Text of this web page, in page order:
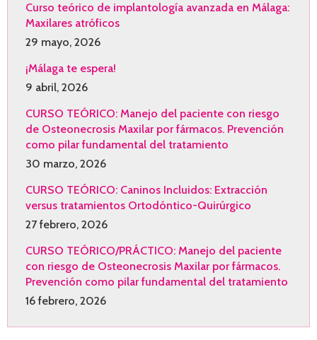
Curso teórico de implantología avanzada en Málaga:
Maxilares atróficos
29 mayo, 2026
¡Málaga te espera!
9 abril, 2026
CURSO TEÓRICO: Manejo del paciente con riesgo
de Osteonecrosis Maxilar por fármacos. Prevención
como pilar fundamental del tratamiento
30 marzo, 2026
CURSO TEÓRICO: Caninos Incluidos: Extracción
versus tratamientos Ortodóntico-Quirúrgico
27 febrero, 2026
CURSO TEÓRICO/PRÁCTICO: Manejo del paciente
con riesgo de Osteonecrosis Maxilar por fármacos.
Prevención como pilar fundamental del tratamiento
16 febrero, 2026